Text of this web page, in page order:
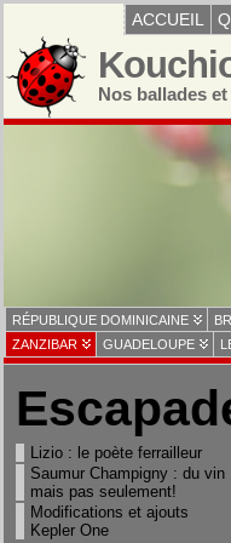
ACCUEIL
Nos ballades
RÉPUBLIQUE DOMINICAINE
ZANZIBAR
GUADELOUPE
Lizio : le poète ferrailleur
Saumur Champigny : du vin
mais pas seulement!
Modifications et ajouts
Kepler One